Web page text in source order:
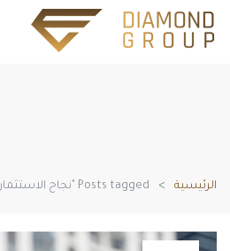
الرئيسية Posts tagged "نجاح الاستثمار العقاري"